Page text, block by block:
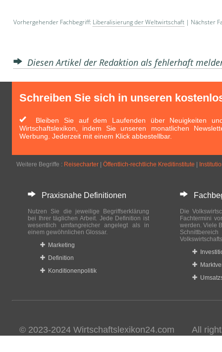
Vorhergehender Fachbegriff: Liberalisierung der Weltwirtschaft | Nächster
Diesen Artikel der Redaktion als fehlerhaft
Schreiben Sie sich in unseren
Bleiben Sie auf dem Laufenden über Neuigkeiten
Wirtschaftslexikon, indem Sie unseren monatlichen
Werbung. Jederzeit mit einem Klick abbestellbar.
Weitere Begriffe : Reisecharter Öffentlich-rechtliche Kreditinstitute
Praxisnahe Definitionen
Nutzen Sie die jeweilige Begriffserklärung
bei Ihrer täglichen Arbeit. Jede Definition ist
wesentlich umfangreicher angelegt als in
einem gewöhnlichen Glossar.
Marketing
Definition
Konditionenpolitik
Die
Fachtermini
werden. Viele
© 2023-2024 Wirtschaftslexikon24.com All